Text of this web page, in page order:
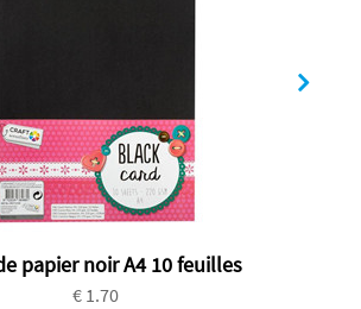
papier noir A4 10 feuilles
€ 1.70